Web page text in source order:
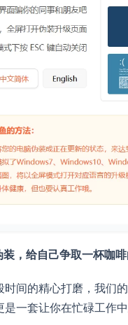
装，给自己争取一杯咖
时间的精心打磨，我们
一套让你在忙碌工作中